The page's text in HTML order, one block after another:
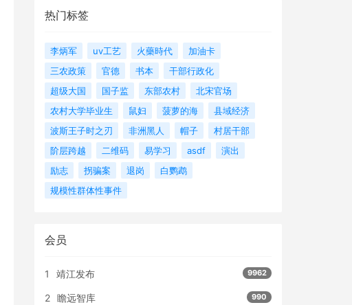
热门标签
李炳军 uv工艺 火藥時代
加油卡
三农政策
官德 书本
干部行政化
超级大国
国子监 东部农村
北宋官场
农村大学毕业生
鼠妇 菠萝的海
县域经济
波斯王子时之刃
非洲黑人 帽子
村居干部
阶层跨越
二维码 易学习 asdf
演出
励志
拐骗案 退岗
白鹦鹉
规模性群体性事件
会员
1 靖江发布 9962
2 瞻远智库 990